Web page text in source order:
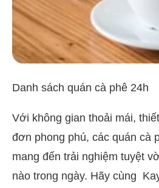
Danh sách quán cà phê 24h
Với không gian thoải mái,
đơn phong phú, các quán cà
mang đến trải nghiệm tuyệt
nào trong ngày. Hãy cùng